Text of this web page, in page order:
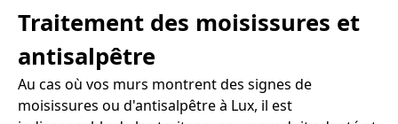
Traitement des moisissures et
antisalpêtre
Au cas où vos murs montrent des signes de
moisissures ou d'antisalpêtre à Lux, il est